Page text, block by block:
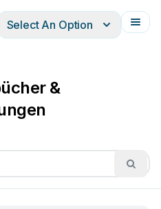
Français
Select An Option
&